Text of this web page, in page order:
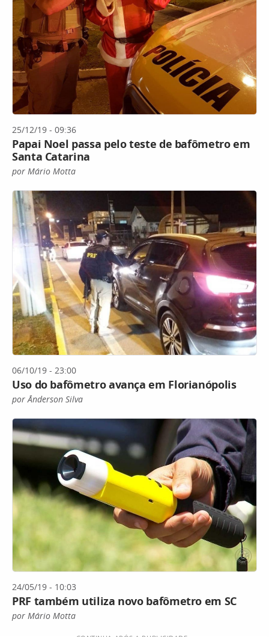
25/12/19 - 09:36
Papai Noel passa pelo teste de bafômetro em
Santa Catarina
por Mário Motta
06/10/19 - 23:00
Uso do bafômetro avança em Florianópolis
por Ânderson Silva
24/05/19 - 10:03
PRF também utiliza novo bafômetro em SC
por Mário Motta